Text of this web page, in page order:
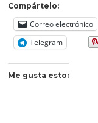
Compártelo:
Correo electrónico
Telegram
Me gusta esto: